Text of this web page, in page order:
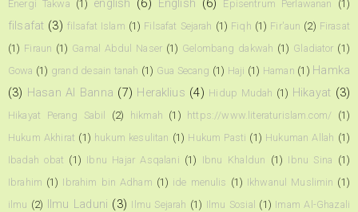
Energi Takwa (1) english (6) English (6) Episentrum Perlawanan (1)
filsafat (3) filsafat Islam (1) Filsafat Sejarah (1) Fiqh (1) Fir'aun (2) Firasat
(1) Firaun (1) Gamal Abdul Naser (1) Gelombang dakwah (1) Gladiator (1)
Gowa (1) grand desain tanah (1) Gua Secang (1) Haji (1) Haman (1) Hamka
(3) Hasan Al Banna (7) Heraklius (4) Hidup Mudah (1) Hikayat (3)
Hikayat Perang Sabil (2) hikmah (1) https://www.literaturislam.com/ (1)
Hukum Akhirat (1) hukum kesulitan (1) Hukum Pasti (1) Hukuman Allah (1)
Ibadah obat (1) Ibnu Hajar Asqalani (1) Ibnu Khaldun (1) Ibnu Sina (1)
Ibrahim (1) Ibrahim bin Adham (1) ide menulis (1) Ikhwanul Muslimin (1)
ilmu (2) Ilmu Laduni (3) Ilmu Sejarah (1) Ilmu Sosial (1) Imam Al-Ghazali